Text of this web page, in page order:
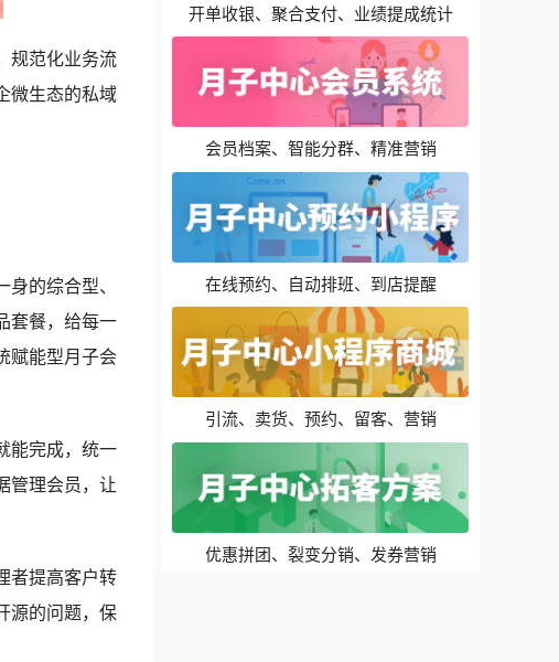
规范化业务流
微生态的私域
的综合型、
套餐，给每一
赋能型月子会
能完成，统一
管理会员，让
者提高客户转
源的问题，保
开单收银、聚合支付、业绩提成统计
会员档案、智能分群、精准营销
在线预约、自动排班、到店提醒
引流、卖货、预约、留客、营销
优惠拼团、裂变分销、发券营销